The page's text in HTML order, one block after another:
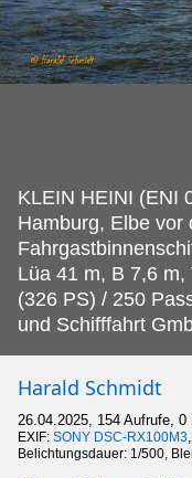
KLEIN HEINI (ENI
Hamburg, Elbe vor
Lüa 41 m, B 7,6
(326 PS) / 250
und Schifffahrt
Harald Schmidt
26.04.2025, 154 Aufrufe, 0
EXIF: SONY DSC-RX100M3
Belichtungsdauer: 1/500,